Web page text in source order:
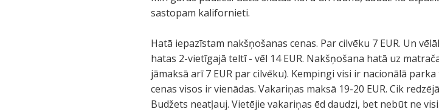
sastopam kalifornieti.
Hatā iepazīstam nakšņošanas cenas. Par cilvēku 7 EUR. Un
hatas 2-vietīgajā teltī - vēl 14 EUR. Nakšņošana hatā uz
jāmaksā arī 7 EUR par cilvēku). Kempingi visi ir nacionālā
cenas visos ir vienādas. Vakariņas maksā 19-20 EUR. Cik
Budžets neatļauj. Vietējie vakariņas ēd daudzi, bet nebūt ne